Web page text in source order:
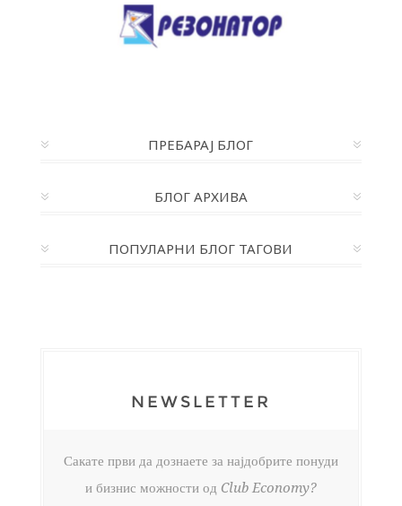
ПРЕБАРАЈ БЛОГ
БЛОГ АРХИВА
ПОПУЛАРНИ БЛОГ ТАГОВИ
NEWSLETTER
Сакате први да дознаете за најдобрите понуди
и бизнис можности од Club Economy?